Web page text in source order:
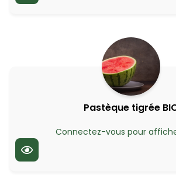
Pastèque tigrée
Connectez-vous pour